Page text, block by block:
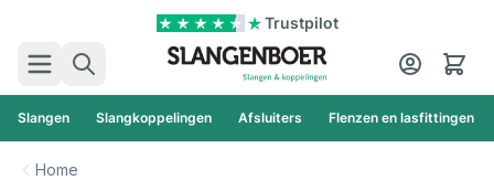
Trustpilot
Zoek
Cart
Slangen Slangkoppelingen Afsluiters Flenzen en lasfittingen
Home